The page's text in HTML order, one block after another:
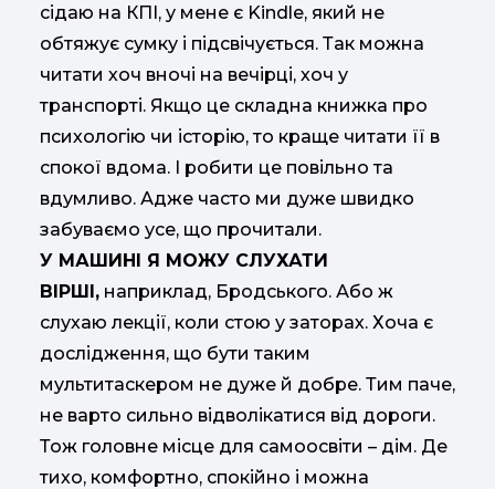
сідаю на КПІ, у мене є Kindle, який не
обтяжує сумку і підсвічується. Так можна
читати хоч вночі на вечірці, хоч у
транспорті. Якщо це складна книжка про
психологію чи історію, то краще читати її в
спокої вдома. І робити це повільно та
вдумливо. Адже часто ми дуже швидко
забуваємо усе, що прочитали.
У МАШИНІ Я МОЖУ СЛУХАТИ
ВІРШІ, наприклад, Бродського. Або ж
слухаю лекції, коли стою у заторах. Хоча є
дослідження, що бути таким
мультитаскером не дуже й добре. Тим паче,
не варто сильно відволікатися від дороги.
Тож головне місце для самоосвіти – дім. Де
тихо, комфортно, спокійно і можна